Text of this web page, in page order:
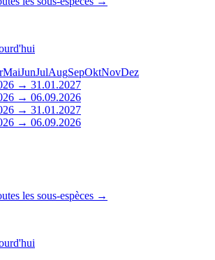
MaiJunJulAugSepOktNovDez
→ 31.01.2027
→ 06.09.2026
→ 31.01.2027
→ 06.09.2026
les sous-espèces →